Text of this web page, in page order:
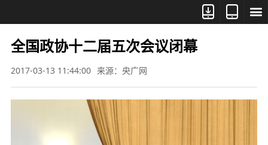



全国政协十二届五次会议闭幕
2017-03-13 11:44:00 来源：央广网